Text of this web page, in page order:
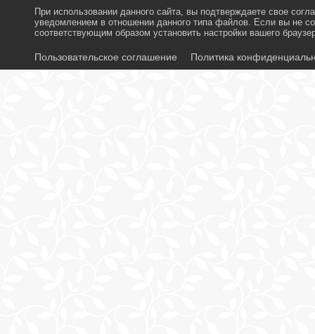
При использовании данного сайта, вы подтверждаете свое
уведомлением в отношении данного типа файлов. Если вы не
соответствующим образом установить настройки вашего
Пользовательское соглашение Политика